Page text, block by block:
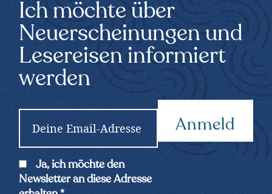
Ich möchte über
Neuerscheinungen und
Lesereisen informiert
werden
l
*
C
o
n
Ja, ich möchte den
Newsletter an diese Adresse